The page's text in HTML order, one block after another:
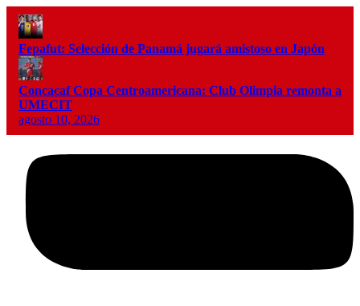
Fepafut: Selección de Panamá jugará amistoso en Japón
Concacaf Copa Centroamericana: Club Olimpia remonta a
UMECIT
agosto 10, 2026